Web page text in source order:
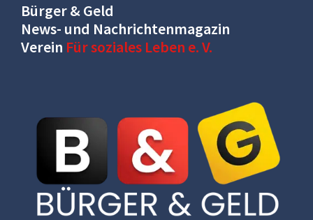
Bürger & Geld
News- und Nachrichtenmagazin
Verein Für soziales Leben e. V.